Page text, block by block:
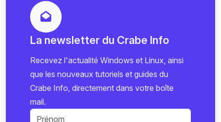
La newsletter du Crabe Info
Recevez l'actualité Windows et Linux, ainsi
que les nouveaux tutoriels et guides du
Crabe Info, directement dans votre boîte
mail.